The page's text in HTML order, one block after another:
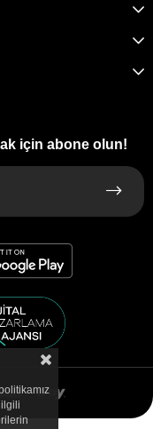
için abone olun!